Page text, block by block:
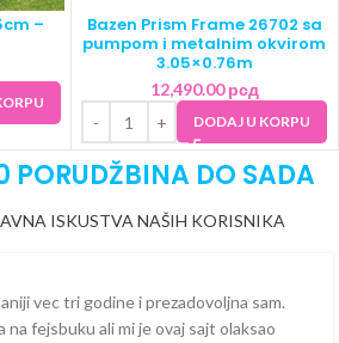
–
Bazen Prism Frame 26702 sa
pumpom i metalnim okvirom
3.05×0.76m
12,490.00рсд
DODAJ U KORPU
PORUDŽBINA DO SADA
ISKUSTVA NAŠIH KORISNIKA
vec tri godine i prezadovoljna sam.
na fejsbuku ali mi je ovaj sajt olaksao